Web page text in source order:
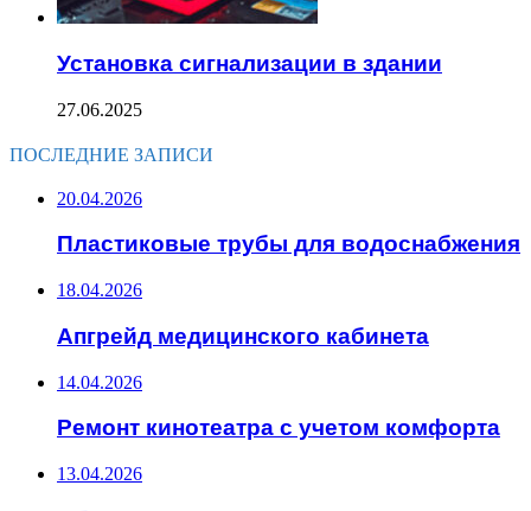
Установка сигнализации в здании
27.06.2025
ПОСЛЕДНИЕ ЗАПИСИ
20.04.2026
Пластиковые трубы для водоснабжения
18.04.2026
Апгрейд медицинского кабинета
14.04.2026
Ремонт кинотеатра с учетом комфорта
13.04.2026